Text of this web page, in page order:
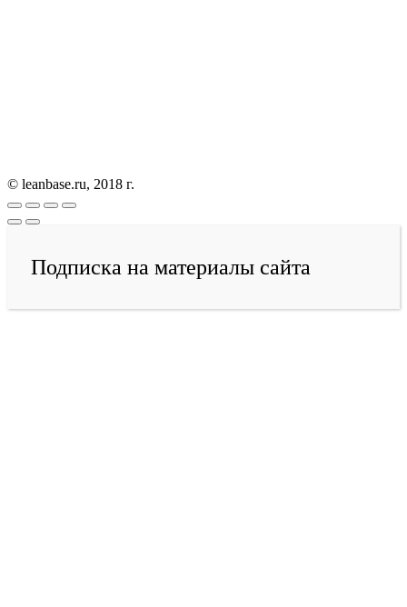
© leanbase.ru, 2018 г.
Подписка на материалы сайта